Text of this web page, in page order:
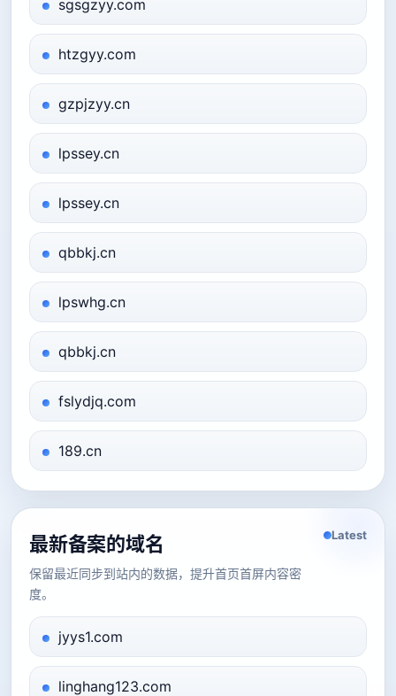
sgsgzyy.com
htzgyy.com
gzpjzyy.cn
lpssey.cn
lpssey.cn
qbbkj.cn
lpswhg.cn
qbbkj.cn
fslydjq.com
189.cn
最新备案的域名
保留最近同步到站内的数据，提升首页首屏内容密
度。
Latest
jyys1.com
linghang123.com